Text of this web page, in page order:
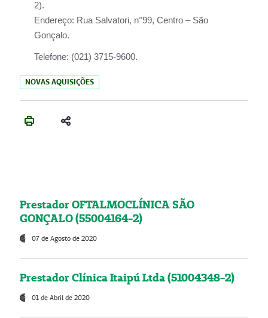
2).
Endereço: Rua Salvatori, n°99, Centro – São
Gonçalo.
Telefone: (021) 3715-9600.
NOVAS AQUISIÇÕES
Prestador OFTALMOCLÍNICA SÃO
GONÇALO (55004164-2)
07 de Agosto de 2020
Prestador Clínica Itaipú Ltda (51004348-2)
01 de Abril de 2020